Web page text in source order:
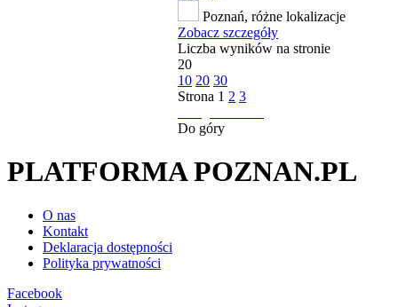
Poznań, różne lokalizacje
Zobacz szczegóły
Liczba wyników na stronie
20
10 20 30
Strona 1 2 3
Do góry
PLATFORMA POZNAN.PL
O nas
Kontakt
Deklaracja dostępności
Polityka prywatności
Facebook